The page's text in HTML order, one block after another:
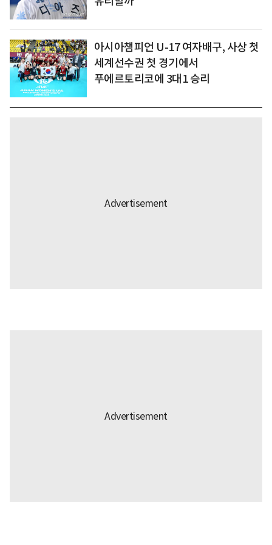
아시아챔피언 U-17 여자배구, 사상 첫
세계선수권 첫 경기에서
푸에르토리코에 3대1 승리